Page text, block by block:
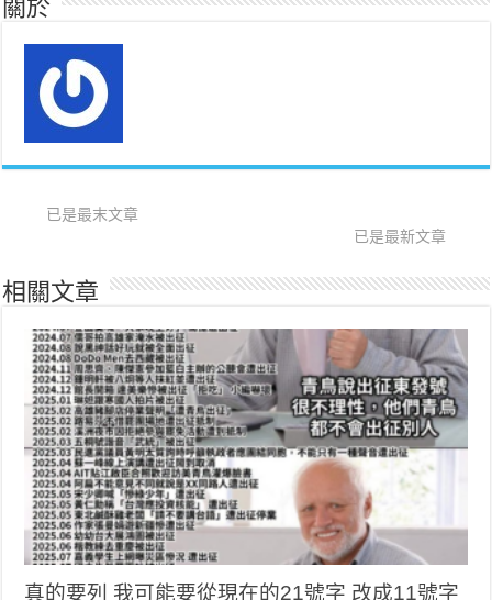
關於
已是最末文章
已是最新文章
相關文章
真的要列 我可能要從現在的21號字 改成11號字